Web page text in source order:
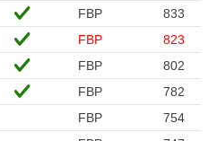
FBP
833
FBP
823
FBP
802
FBP
782
FBP
754